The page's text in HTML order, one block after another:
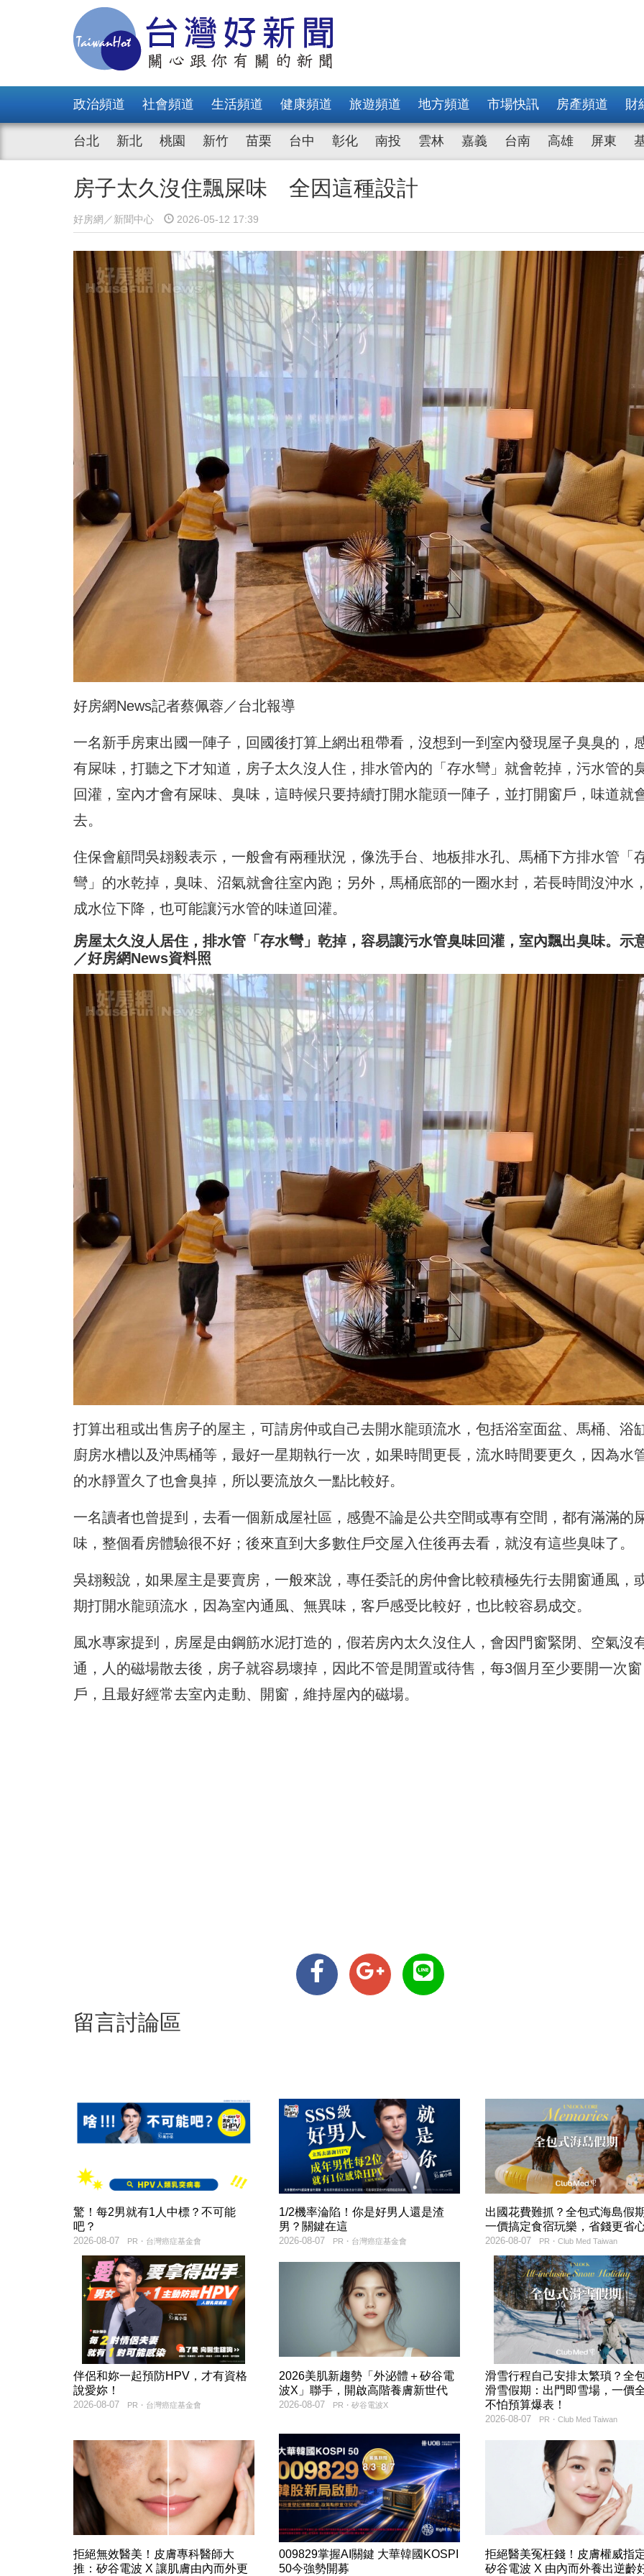
政治頻道 社會頻道 生活頻道 健康頻道 旅遊頻道 地方頻道 市場快訊 房產頻道 財
台北 新北 桃園 新竹 苗栗 台中 彰化 南投 雲林 嘉義 台南 高雄 屏東
房子太久沒住飄屎味 全因這種設計
好房網／新聞中心 2026-05-12 17:39
好房網News記者蔡佩蓉／台北報導
一名新手房東出國一陣子，回國後打算上網出租帶看，沒想到一到室內發現屋子臭臭的，
有屎味，打聽之下才知道，房子太久沒人住，排水管內的「存水彎」就會乾掉，污水管的
回灌，室內才會有屎味、臭味，這時候只要持續打開水龍頭一陣子，並打開窗戶，味道就
去。
住保會顧問吳翃毅表示，一般會有兩種狀況，像洗手台、地板排水孔、馬桶下方排水管「
彎」的水乾掉，臭味、沼氣就會往室內跑；另外，馬桶底部的一圈水封，若長時間沒沖水
成水位下降，也可能讓污水管的味道回灌。
房屋太久沒人居住，排水管「存水彎」乾掉，容易讓污水管臭味回灌，室內飄出臭味。示
／好房網News資料照
打算出租或出售房子的屋主，可請房仲或自己去開水龍頭流水，包括浴室面盆、馬桶、浴
廚房水槽以及沖馬桶等，最好一星期執行一次，如果時間更長，流水時間要更久，因為水
的水靜置久了也會臭掉，所以要流放久一點比較好。
一名讀者也曾提到，去看一個新成屋社區，感覺不論是公共空間或專有空間，都有滿滿的
味，整個看房體驗很不好；後來直到大多數住戶交屋入住後再去看，就沒有這些臭味了。
吳翃毅說，如果屋主是要賣房，一般來說，專任委託的房仲會比較積極先行去開窗通風，
期打開水龍頭流水，因為室內通風、無異味，客戶感受比較好，也比較容易成交。
風水專家提到，房屋是由鋼筋水泥打造的，假若房內太久沒住人，會因門窗緊閉、空氣沒
通，人的磁場散去後，房子就容易壞掉，因此不管是閒置或待售，每3個月至少要開一次窗
戶，且最好經常去室內走動、開窗，維持屋內的磁場。
留言討論區
驚！每2男就有1人中標？不可能
吧？
PR・台灣癌症基金會
2026-08-07
1/2機率淪陷！你是好男人還是渣
男？關鍵在這
PR・台灣癌症基金會
2026-08-07
出國花費難抓？全包式海島假
一價搞定食宿玩樂，省錢更省
PR・Club Med Taiwan
2026-08-07
伴侶和妳一起預防HPV，才有資格
說愛妳！
PR・台灣癌症基金會
2026-08-07
2026美肌新趨勢「外泌體＋矽谷電
波X」聯手，開啟高階養膚新世代
PR・矽谷電波X
2026-08-07
滑雪行程自己安排太繁瑣？全
滑雪假期：出門即雪場，一價
不怕預算爆表！
PR・Club Med Taiwan
2026-08-07
拒絕無效醫美！皮膚專科醫師大
推：矽谷電波 X 讓肌膚由內而外更
009829掌握AI關鍵 大華韓國KOSPI
50今強勢開募
拒絕醫美冤枉錢！皮膚權威指
矽谷電波 X 由內而外養出逆齡